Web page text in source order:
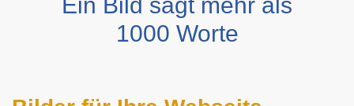
1000 Worte